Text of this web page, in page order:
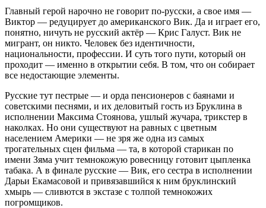
Главный герой нарочно не говорит по-русски, а свое имя —
Виктор — редуцирует до американского Вик. Да и играет его,
понятно, ничуть не русский актёр — Крис Галуст. Вик не
мигрант, он никто. Человек без идентичности,
национальности, профессии. И суть того пути, который он
проходит — именно в открытии себя. В том, что он собирает
все недостающие элементы.
Русские тут пестрые — и орда пенсионеров с баянами и
советскими песнями, и их деловитый гость из Бруклина в
исполнении Максима Стоянова, ушлый жучара, трикстер в
наколках. Но они существуют на равных с цветным
населением Америки — не зря же одна из самых
трогательных сцен фильма — та, в которой старикан по
имени Зяма учит темнокожую ровесницу готовит цыпленка
табака. А в финале русские — Вик, его сестра в исполнении
Дарьи Екамасовой и привязавшийся к ним бруклинский
хмырь — сливются в экстазе с толпой темнокожих
погромщиков.